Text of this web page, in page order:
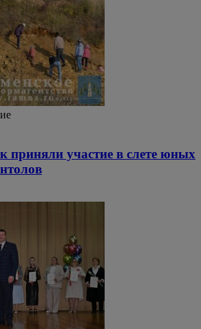
приняли участие в слете юных